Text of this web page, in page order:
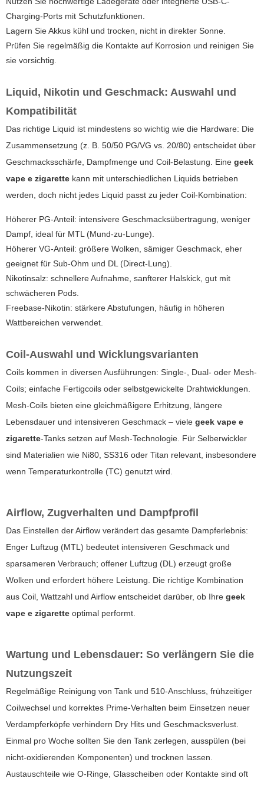
Charging-Ports mit Schutzfunktionen.
Lagern Sie Akkus kühl und trocken, nicht in direkter Sonne.
Prüfen Sie regelmäßig die Kontakte auf Korrosion und reinigen Sie
sie vorsichtig.
Liquid, Nikotin und Geschmack: Auswahl und
Kompatibilität
Das richtige Liquid ist mindestens so wichtig wie die Hardware: Die
Zusammensetzung (z. B. 50/50 PG/VG vs. 20/80) entscheidet über
Geschmacksschärfe, Dampfmenge und Coil-Belastung. Eine geek
vape e zigarette kann mit unterschiedlichen Liquids betrieben
werden, doch nicht jedes Liquid passt zu jeder Coil-Kombination:
Höherer PG-Anteil: intensivere Geschmacksübertragung, weniger
Dampf, ideal für MTL (Mund-zu-Lunge).
Höherer VG-Anteil: größere Wolken, sämiger Geschmack, eher
geeignet für Sub-Ohm und DL (Direct-Lung).
Nikotinsalz: schnellere Aufnahme, sanfterer Halskick, gut mit
schwächeren Pods.
Freebase-Nikotin: stärkere Abstufungen, häufig in höheren
Wattbereichen verwendet.
Coil-Auswahl und Wicklungsvarianten
Coils kommen in diversen Ausführungen: Single-, Dual- oder Mesh-
Coils; einfache Fertigcoils oder selbstgewickelte Drahtwicklungen.
Mesh-Coils bieten eine gleichmäßigere Erhitzung, längere
Lebensdauer und intensiveren Geschmack – viele geek vape e
zigarette-Tanks setzen auf Mesh-Technologie. Für Selberwickler
sind Materialien wie Ni80, SS316 oder Titan relevant, insbesondere
wenn Temperaturkontrolle (TC) genutzt wird.
Airflow, Zugverhalten und Dampfprofil
Das Einstellen der Airflow verändert das gesamte Dampferlebnis:
Enger Luftzug (MTL) bedeutet intensiveren Geschmack und
sparsameren Verbrauch; offener Luftzug (DL) erzeugt große
Wolken und erfordert höhere Leistung. Die richtige Kombination
aus Coil, Wattzahl und Airflow entscheidet darüber, ob Ihre geek
vape e zigarette optimal performt.
Wartung und Lebensdauer: So verlängern Sie die
Nutzungszeit
Regelmäßige Reinigung von Tank und 510-Anschluss, frühzeitiger
Coilwechsel und korrektes Prime-Verhalten beim Einsetzen neuer
Verdampferköpfe verhindern Dry Hits und Geschmacksverlust.
Einmal pro Woche sollten Sie den Tank zerlegen, ausspülen (bei
nicht-oxidierenden Komponenten) und trocknen lassen.
Austauschteile wie O-Ringe, Glasscheiben oder Kontakte sind oft